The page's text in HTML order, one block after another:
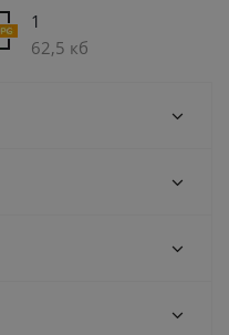
1
62,5 кб